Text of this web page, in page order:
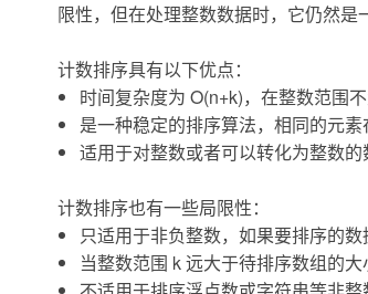
限性，但在处理整数数据时，它仍然是
计数排序具有以下优点：
时间复杂度为 O(n+k)，在整数范围
是一种稳定的排序算法，相同的元素
适用于对整数或者可以转化为整数的
计数排序也有一些局限性：
只适用于非负整数，如果要排序的数
当整数范围 k 远大于待排序数组的大